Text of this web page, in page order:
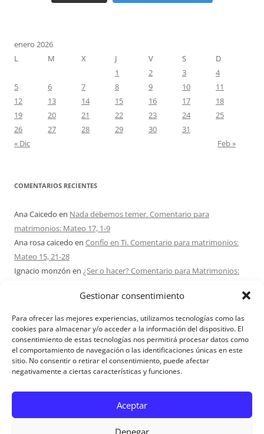
Gestionar consentimiento
Para ofrecer las mejores experiencias, utilizamos tecnologías como las
cookies para almacenar y/o acceder a la información del dispositivo. El
consentimiento de estas tecnologías nos permitirá procesar datos como
el comportamiento de navegación o las identificaciones únicas en este
sitio. No consentir o retirar el consentimiento, puede afectar
negativamente a ciertas características y funciones.
Aceptar
Denegar
enero 2026
L
M X J V S
D
1
2 3
4
5
6 7 8 9 10
11
12
13 14 15 16 17
18
19
20 21 22 23 24
25
26
27 28 29 30
31
« Dic
Feb »
COMENTARIOS RECIENTES
Ana Caicedo en Nada debemos temer. Comentario para
matrimonios: Mateo 17, 1-9
Ana rosa caicedo en Confío en Ti. Comentario para matrimonios:
Mateo 15, 21-28
Ignacio monzón en ¿Ser o hacer? Comentario para Matrimonios:
Maria Asuncion Herrero Mendezen¿Ser o hacer? Comentario para
Matrimonios: Mateo 15, 1-2. 10-14
Sandra Karina SolomitaenRETIRO MATRIMONIOS BUENOS AIRES
7 – 9 AGOSTO 2026